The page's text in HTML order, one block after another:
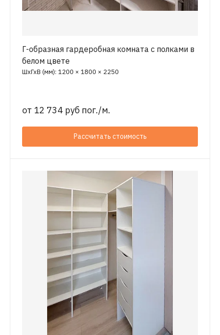
Г-образная гардеробная комната с полками в
белом цвете
ШхГхВ (мм): 1200 × 1800 × 2250
от 12 734 руб пог./м.
Рассчитать стоимость